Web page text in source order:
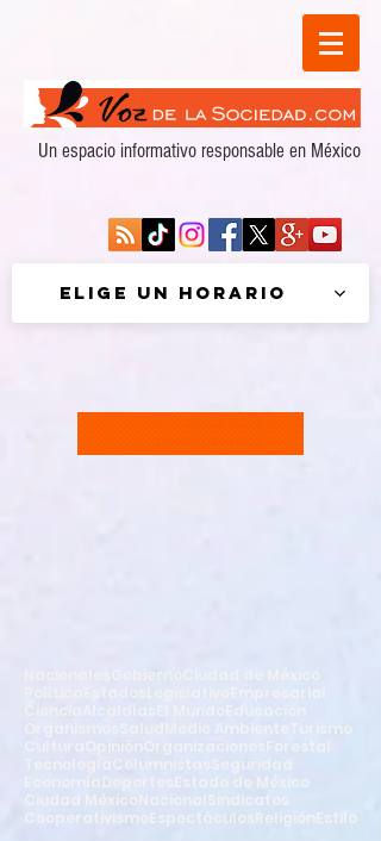
Un espacio informativo responsable en México
Elige un horario
Turismo
Forestal
Columnistas
Seguridad
Deportes
Estado de México
Ciudad México
Sindicatos
Cooperativismo
Espectáculos Religión Estilo